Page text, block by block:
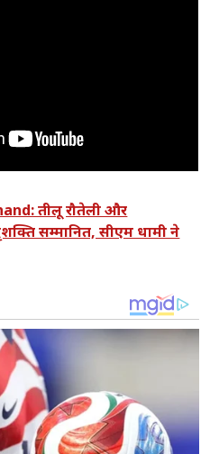
तीलू रौतेली और
सम्मानित, सीएम धामी ने